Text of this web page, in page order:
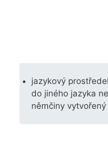
jazykový
do jiného jazyka
němčiny vytvořený